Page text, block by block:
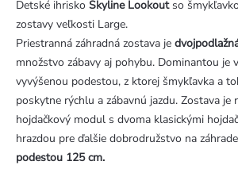
Detské ihrisko Skyline Lookoutso
zostavy veľkosti Large.
Priestranná záhradná zostava je
množstvo zábavy aj pohybu. Dominantou je
vyvýšenou podestou, z ktorej šmykľavka a
poskytne rýchlu a zábavnú jazdu. Zostava je
hojdačkový modul s dvoma klasickými
hrazdou pre ďalšie dobrodružstvo na
podestou 125 cm.